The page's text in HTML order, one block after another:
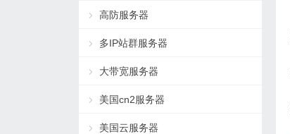
高防服务器
多IP站群服务器
大带宽服务器
美国cn2服务器
美国云服务器